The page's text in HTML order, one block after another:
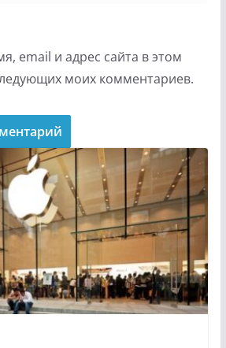
email и адрес сайта в этом
моих комментариев.